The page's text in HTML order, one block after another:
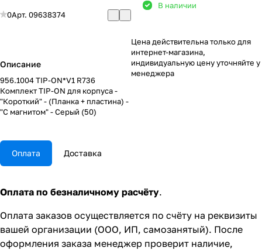
0Арт. 09638374
Описание
956.1004 TIP-ON*V1 R736
Комплект TIP-ON для корпуса -
"Короткий" - (Планка + пластина) -
"С магнитом" - Серый (50)
В наличии
Цена действительна только для
интернет-магазина,
индивидуальную цену уточняйте у
менеджера
Оплата Доставка
Оплата по безналичному расчёту.
Оплата заказов осуществляется по счёту на реквизиты
вашей организации (ООО, ИП, самозанятый). После
оформления заказа менеджер проверит наличие,